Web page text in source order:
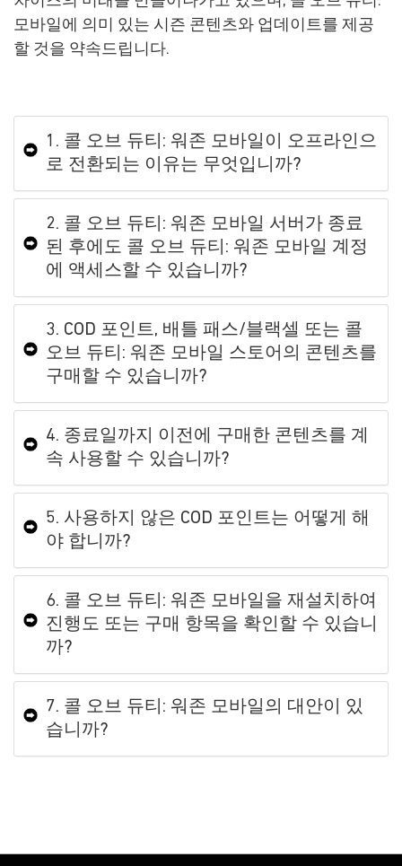
모바일에 의미 있는 시즌 콘텐츠와 업데이트를 제공
할 것을 약속드립니다.
1. 콜 오브 듀티: 워존 모바일이 오프라인으
로 전환되는 이유는 무엇입니까?
2. 콜 오브 듀티: 워존 모바일 서버가 종료
된 후에도 콜 오브 듀티: 워존 모바일 계정
에 액세스할 수 있습니까?
3. COD 포인트, 배틀 패스/블랙셀 또는 콜
오브 듀티: 워존 모바일 스토어의 콘텐츠를
구매할 수 있습니까?
4. 종료일까지 이전에 구매한 콘텐츠를 계
속 사용할 수 있습니까?
5. 사용하지 않은 COD 포인트는 어떻게 해
야 합니까?
6. 콜 오브 듀티: 워존 모바일을 재설치하여
진행도 또는 구매 항목을 확인할 수 있습니
까?
7. 콜 오브 듀티: 워존 모바일의 대안이 있
습니까?